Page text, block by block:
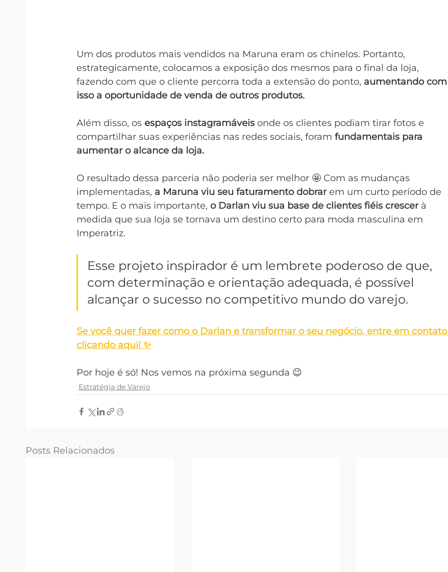
Um dos produtos mais vendidos na Maruna eram os chinelos. Portanto,
estrategicamente, colocamos a exposição dos mesmos para o final da loja,
fazendo com que o cliente percorra toda a extensão do ponto, aumentando com
isso a oportunidade de venda de outros produtos.
Além disso, os espaços instagramáveis onde os clientes podiam tirar fotos e
compartilhar suas experiências nas redes sociais, foram fundamentais para
aumentar o alcance da loja.
O resultado dessa parceria não poderia ser melhor 🤩 Com as mudanças
implementadas, a Maruna viu seu faturamento dobrar em um curto período de
tempo. E o mais importante, o Darlan viu sua base de clientes fiéis crescer à
medida que sua loja se tornava um destino certo para moda masculina em
Imperatriz.
Esse projeto inspirador é um lembrete poderoso de que,
com determinação e orientação adequada, é possível
alcançar o sucesso no competitivo mundo do varejo.
Se você quer fazer como o Darlan e transformar o seu negócio, entre em contato
clicando aqui! ✨
Por hoje é só! Nos vemos na próxima segunda 😉
Estratégia de Varejo
Posts Relacionados